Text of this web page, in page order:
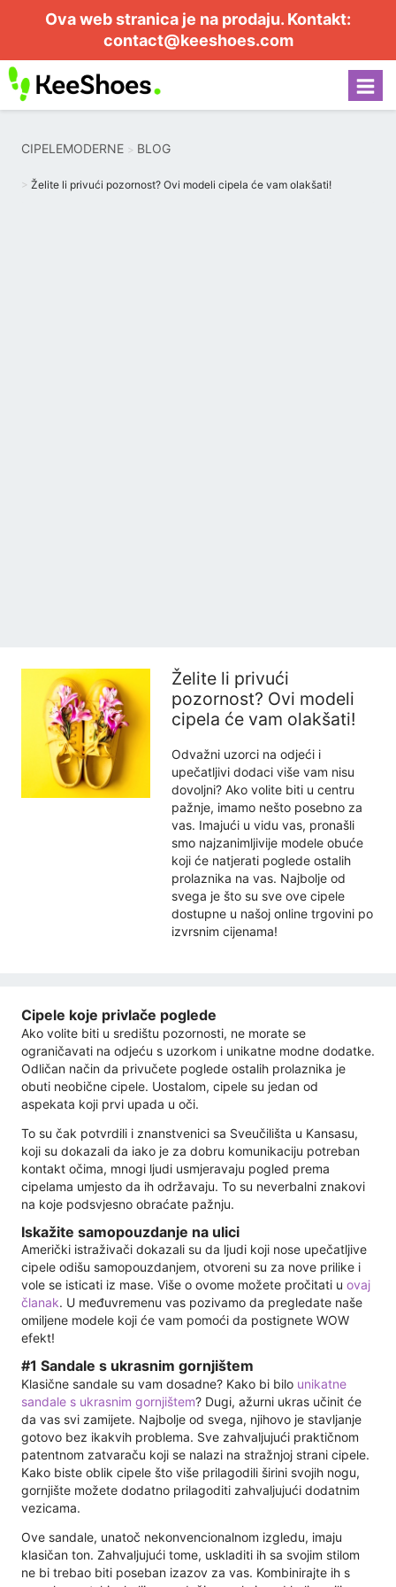
Ova web stranica je na prodaju. Kontakt:
contact@keeshoes.com
CIPELEMODERNE BLOG
Želite li privući pozornost? Ovi modeli cipela će vam olakšati!
Želite li privući
pozornost? Ovi modeli
cipela će vam olakšati!
Odvažni uzorci na odjeći i
upečatljivi dodaci više vam nisu
dovoljni? Ako volite biti u centru
pažnje, imamo nešto posebno za
vas. Imajući u vidu vas, pronašli
smo najzanimljivije modele obuće
koji će natjerati poglede ostalih
prolaznika na vas. Najbolje od
svega je što su sve ove cipele
dostupne u našoj online trgovini po
izvrsnim cijenama!
Cipele koje privlače poglede
Ako volite biti u središtu pozornosti, ne morate se
ograničavati na odjeću s uzorkom i unikatne modne dodatke.
Odličan način da privučete poglede ostalih prolaznika je
obuti neobične cipele. Uostalom, cipele su jedan od
aspekata koji prvi upada u oči.
To su čak potvrdili i znanstvenici sa Sveučilišta u Kansasu,
koji su dokazali da iako je za dobru komunikaciju potreban
kontakt očima, mnogi ljudi usmjeravaju pogled prema
cipelama umjesto da ih održavaju. To su neverbalni znakovi
na koje podsvjesno obraćate pažnju.
Iskažite samopouzdanje na ulici
Američki istraživači dokazali su da ljudi koji nose upečatljive
cipele odišu samopouzdanjem, otvoreni su za nove prilike i
vole se isticati iz mase. Više o ovome možete pročitati u ovaj
članak. U međuvremenu vas pozivamo da pregledate naše
omiljene modele koji će vam pomoći da postignete WOW
efekt!
#1 Sandale s ukrasnim gornjištem
Klasične sandale su vam dosadne? Kako bi bilo unikatne
sandale s ukrasnim gornjištem? Dugi, ažurni ukras učinit će
da vas svi zamijete. Najbolje od svega, njihovo je stavljanje
gotovo bez ikakvih problema. Sve zahvaljujući praktičnom
patentnom zatvaraču koji se nalazi na stražnjoj strani cipele.
Kako biste oblik cipele što više prilagodili širini svojih nogu,
gornjište možete dodatno prilagoditi zahvaljujući dodatnim
vezicama.
Ove sandale, unatoč nekonvencionalnom izgledu, imaju
klasičan ton. Zahvaljujući tome, uskladiti ih sa svojim stilom
ne bi trebao biti poseban izazov za vas. Kombinirajte ih s